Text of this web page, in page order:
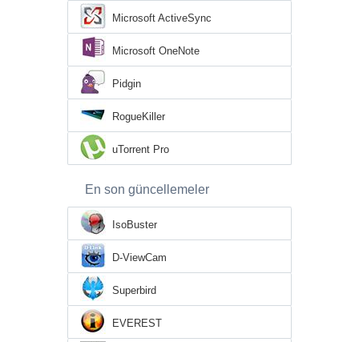
Microsoft ActiveSync
Microsoft OneNote
Pidgin
RogueKiller
uTorrent Pro
En son güncellemeler
IsoBuster
D-ViewCam
Superbird
EVEREST